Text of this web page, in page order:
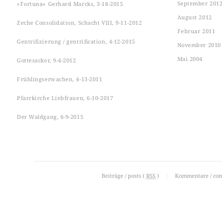
»Fortuna« Gerhard Marcks, 3-18-2015
Zeche Consolidation, Schacht VIII, 9-11-2012
Gentrifizierung / gentrification, 4-12-2015
Gottesacker, 9-4-2012
Frühlingserwachen, 4-13-2011
Pfarrkirche Liebfrauen, 6-10-2017
Der Waldgang, 6-9-2015
September
August 2012
Februar 2011
November 2010
Mai 2004
Beiträge / posts ( RSS ) Kommentare /